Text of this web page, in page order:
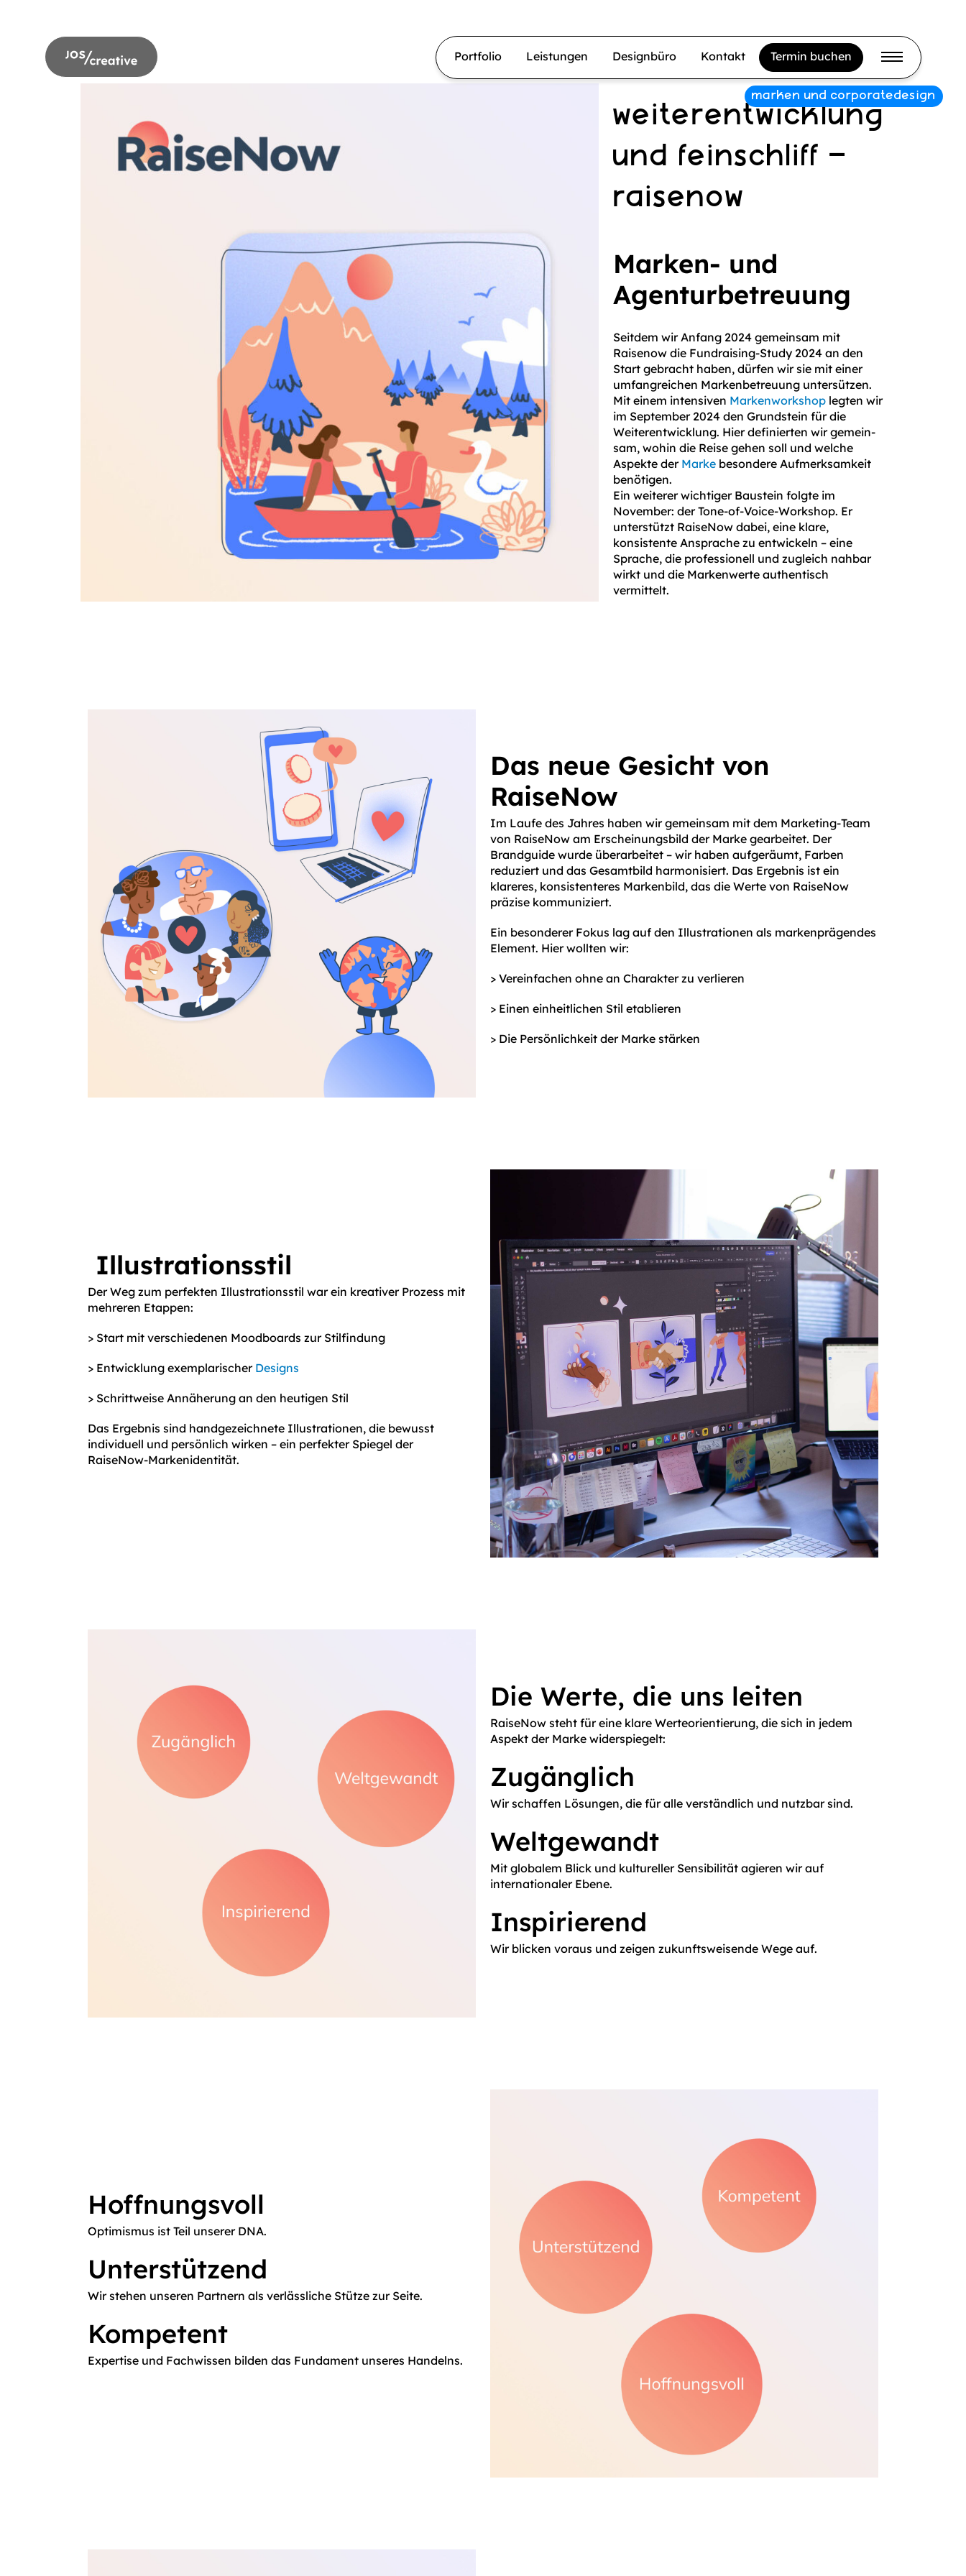
Portfolio Leistungen Designbüro Kontakt Termin buchen
weiterentwicklung
und feinschliff –
raisenow
Marken- und
Agenturbetreuung
Seitdem wir Anfang 2024 gemeinsam mit
Raisenow die Fundraising-Study 2024 an den
Start gebracht haben, dürfen wir sie mit einer
umfangreichen Marken­betreu­ung untersützen.
Mit einem intensiven Markenworkshop legten wir
im September 2024 den Grundstein für die
Weiter­ent­wick­lung. Hier definierten wir gemein­
sam, wohin die Reise gehen soll und wel­che
Aspekte der Marke besondere Auf­merk­samkeit
benötigen.
Ein weiterer wichtiger Baustein folgte im
November: der Tone-of-Voice-Workshop. Er
unterstützt RaiseNow dabei, eine klare,
konsistente Ansprache zu entwickeln – eine
Sprache, die professionell und zugleich nahbar
wirkt und die Marken­werte authentisch
vermittelt.
Das neue Gesicht von
RaiseNow
Im Laufe des Jahres haben wir gemeinsam mit dem Marketing-Team
von RaiseNow am Erscheinungsbild der Marke gearbeitet. Der
Brandguide wurde überarbeitet – wir haben aufgeräumt, Far­ben
reduziert und das Gesamtbild harmonisiert. Das Ergebnis ist ein
klareres, konsistenteres Markenbild, das die Werte von RaiseNow
präzise kommuniziert.
Ein besonderer Fokus lag auf den Illustrationen als marken­prägendes
Element. Hier wollten wir:
> Vereinfachen ohne an Charakter zu verlieren
> Einen einheitlichen Stil etablieren
> Die Persönlichkeit der Marke stärken
Illustrationsstil
Der Weg zum perfekten Illustrationsstil war ein kreativer Prozess mit
mehreren Etappen:
> Start mit verschiedenen Moodboards zur Stilfindung
> Entwicklung exemplarischer Designs
> Schrittweise Annäherung an den heutigen Stil
Das Ergebnis sind handgezeichnete Illustrationen, die bewusst
individuell und persönlich wirken – ein perfekter Spiegel der
RaiseNow-Markenidentität.
Die Werte, die uns leiten
RaiseNow steht für eine klare Werteorientierung, die sich in jedem
Aspekt der Marke widerspiegelt:
Zugänglich
Wir schaffen Lösungen, die für alle verständlich und nutzbar sind.
Weltgewandt
Mit globalem Blick und kultureller Sensibilität agieren wir auf
internationaler Ebene.
Inspirierend
Wir blicken voraus und zeigen zukunftsweisende Wege auf.
Hoffnungsvoll
Optimismus ist Teil unserer DNA.
Unterstützend
Wir stehen unseren Partnern als verlässliche Stütze zur Seite.
Kompetent
Expertise und Fachwissen bilden das Fundament unseres Handelns.